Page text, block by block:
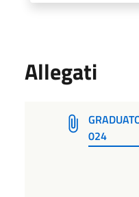
Allegati
024